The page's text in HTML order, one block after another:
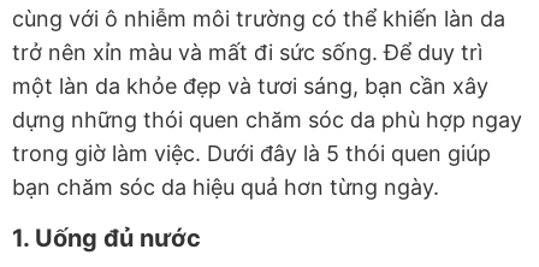
cùng với ô nhiễm môi trường có thể khiến làn da
trở nên xỉn màu và mất đi sức sống. Để duy trì
một làn da khỏe đẹp và tươi sáng, bạn cần xây
dựng những thói quen chăm sóc da phù hợp ngay
trong giờ làm việc. Dưới đây là 5 thói quen giúp
bạn chăm sóc da hiệu quả hơn từng ngày.
1. Uống đủ nước